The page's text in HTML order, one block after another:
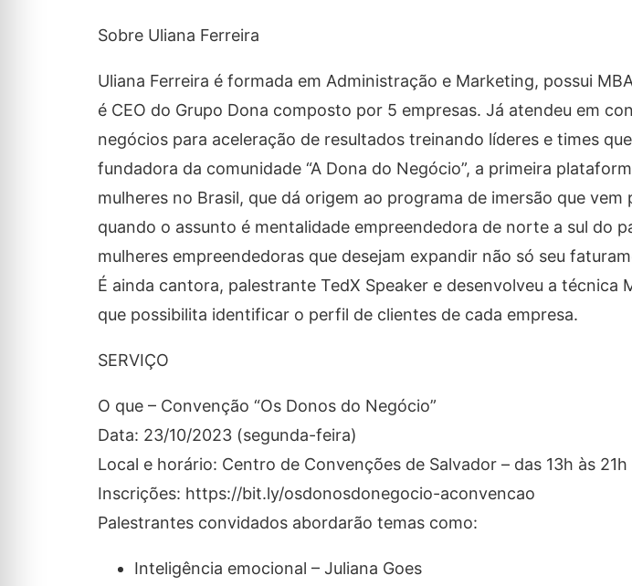
Sobre Uliana Ferreira
Uliana Ferreira é formada em Administração e Marketing, possui
é CEO do Grupo Dona composto por 5 empresas. Já atendeu em
negócios para aceleração de resultados treinando líderes e times
fundadora da comunidade “A Dona do Negócio”, a primeira
mulheres no Brasil, que dá origem ao programa de imersão que
quando o assunto é mentalidade empreendedora de norte a sul do
mulheres empreendedoras que desejam expandir não só seu
É ainda cantora, palestrante TedX Speaker e desenvolveu a técnica
que possibilita identificar o perfil de clientes de cada empresa.
SERVIÇO
O que – Convenção “Os Donos do Negócio”
Data: 23/10/2023 (segunda-feira)
Local e horário: Centro de Convenções de Salvador – das 13h às 21h
Inscrições: https://bit.ly/osdonosdonegocio-aconvencao
Palestrantes convidados abordarão temas como:
Inteligência emocional – Juliana Goes